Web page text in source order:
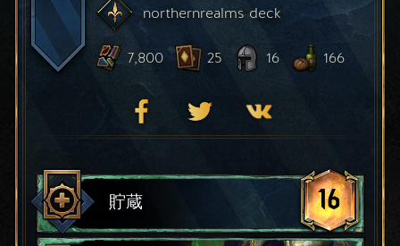
northernrealmsdeck
7,800 25 16 166
貯蔵 16